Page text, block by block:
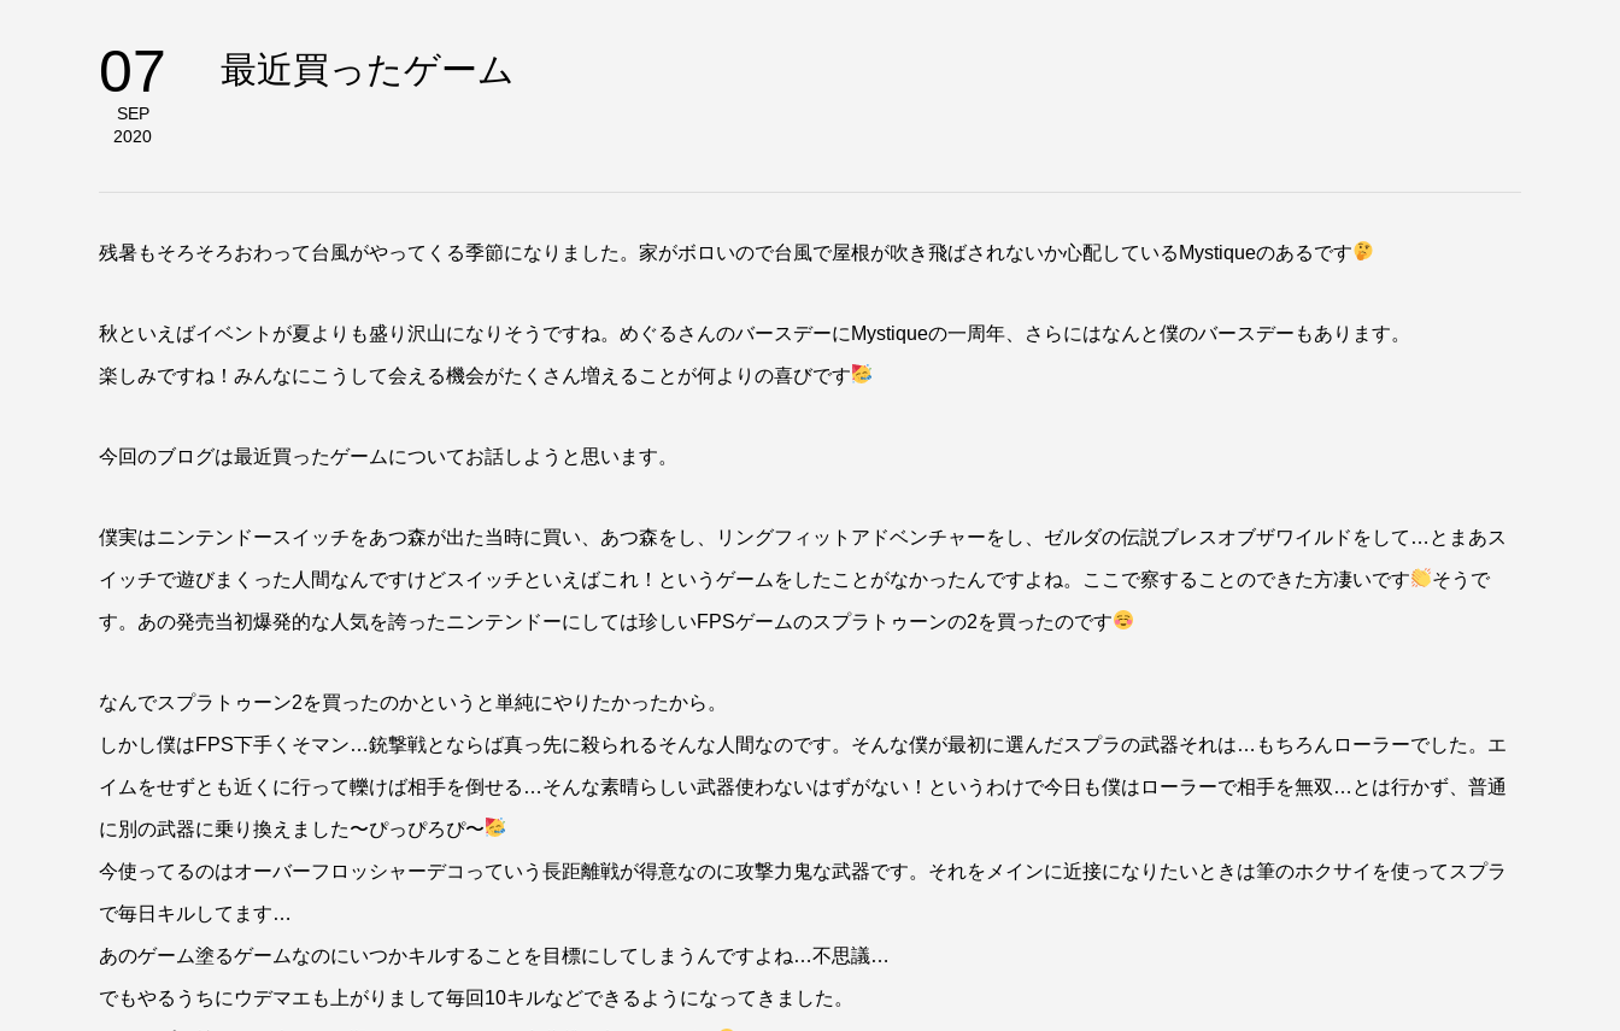
07
SEP
2020
最近買ったゲーム
残暑もそろそろおわって台風がやってくる季節になりました。家がボロいので台風で屋根が吹き飛ばされないか心配しているMystiqueのあるです
秋といえばイベントが夏よりも盛り沢山になりそうですね。めぐるさんのバースデーにMystiqueの一周年、さらにはなんと僕のバースデーもあります。
楽しみですね！みんなにこうして会える機会がたくさん増えることが何よりの喜びです
今回のブログは最近買ったゲームについてお話しようと思います。
僕実はニンテンドースイッチをあつ森が出た当時に買い、あつ森をし、リングフィットアドベンチャーをし、ゼルダの伝説ブレスオブザワイルドをして…とまあス
イッチで遊びまくった人間なんですけどスイッチといえばこれ！というゲームをしたことがなかったんですよね。ここで察することのできた方凄いです そうで
す。あの発売当初爆発的な人気を誇ったニンテンドーにしては珍しいFPSゲームのスプラトゥーンの2を買ったのです
なんでスプラトゥーン2を買ったのかというと単純にやりたかったから。
しかし僕はFPS下手くそマン…銃撃戦とならば真っ先に殺られるそんな人間なのです。そんな僕が最初に選んだスプラの武器それは…もちろんローラーでした。エ
イムをせずとも近くに行って轢けば相手を倒せる…そんな素晴らしい武器使わないはずがない！というわけで今日も僕はローラーで相手を無双…とは行かず、普通
に別の武器に乗り換えました〜ぴっぴろぴ〜
今使ってるのはオーバーフロッシャーデコっていう長距離戦が得意なのに攻撃力鬼な武器です。それをメインに近接になりたいときは筆のホクサイを使ってスプラ
で毎日キルしてます…
あのゲーム塗るゲームなのにいつかキルすることを目標にしてしまうんですよね…不思議…
でもやるうちにウデマエも上がりまして毎回10キルなどできるようになってきました。